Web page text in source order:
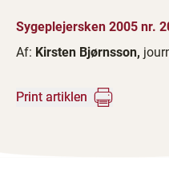
Sygeplejersken 2005 nr.
Af: Kirsten Bjørnsson,
Print artiklen